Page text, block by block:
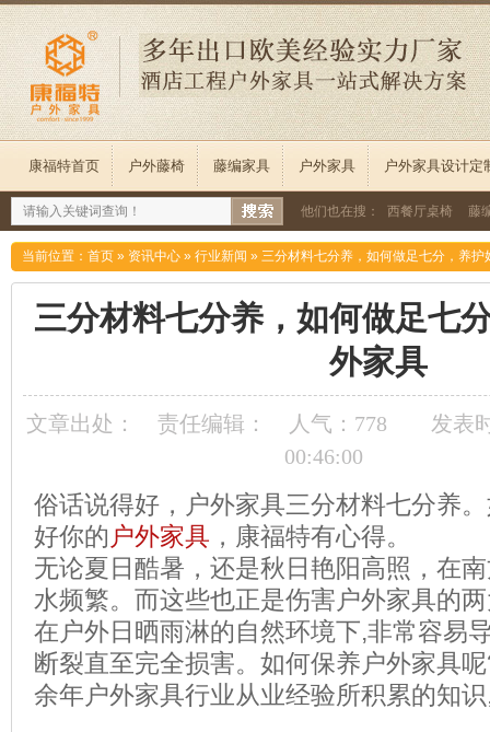
康福特首页 户外藤椅 藤编家具 户外家具 户外家具设计定
他们也在搜： 西餐厅桌椅 藤
当前位置： 首页 » 资讯中心 » 行业新闻 » 三分材料七分养，如何做足七分，养护
三分材料七分养，如何做足七
外家具
文章出处： 责任编辑： 人气： 778
发表
00:46:00
俗话说得好，户外家具三分材料七分养
好你的 户外家具 ， 康福特有心得。
无论夏日酷暑， 还是秋日艳阳高照，在
水频繁。 而这些也正是伤害户外家具的
在户外日晒雨淋的自然环境下,非常容易
断裂直至完全损害。 如何保养户外家具呢
余年户外家具行业从业经验所积累的知识